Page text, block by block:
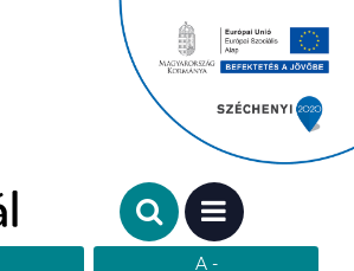
Keresendő szó:
MENÜ